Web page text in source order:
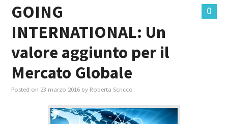
0
GOING
INTERNATIONAL: Un
valore aggiunto per il
Mercato Globale
Posted on 23 marzo 2016 by Roberta Scricco